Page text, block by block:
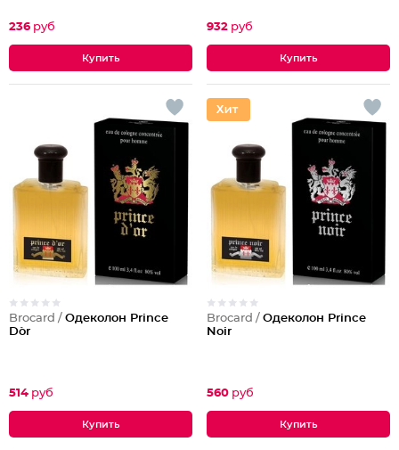
236 руб 932 руб
Brocard / Одеколон Prince
D`or
514 руб
Brocard / Одеколон Prince
Noir
560 руб